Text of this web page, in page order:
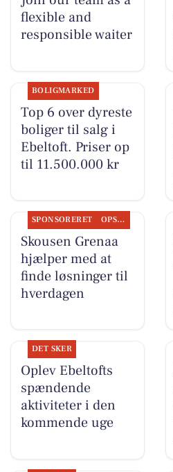
flexible and
responsible waiter
BOLIGMARKED
Top 6 over dyreste
boliger til salg i
Ebeltoft. Priser op
til 11.500.000 kr
SPONSORERET OPSLAGSTAVLEN
Skousen Grenaa
hjælper med at
finde løsninger til
hverdagen
DET SKER
Oplev Ebeltofts
spændende
aktiviteter i den
kommende uge